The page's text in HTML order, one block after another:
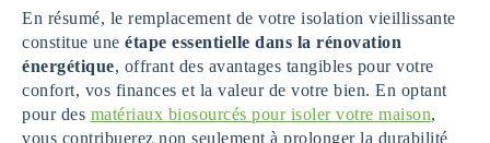
En résumé, le remplacement de votre isolation vieillissante
constitue une étape essentielle dans la rénovation
énergétique, offrant des avantages tangibles pour votre
confort, vos finances et la valeur de votre bien. En optant
pour des matériaux biosourcés pour isoler votre maison,
vous contribuerez non seulement à prolonger la durabilité